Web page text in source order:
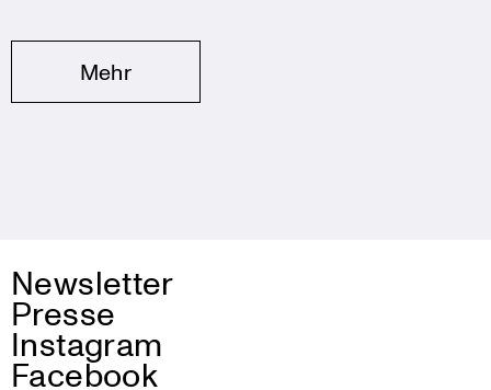
Mehr
Newsletter
Presse
Instagram
Facebook